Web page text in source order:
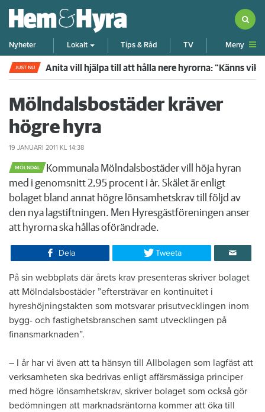
Nyheter Lokalt Tips & Råd TV Meny
JUST NU Anita vill hjälpa till att hålla nere hyrorna: "Känns
Mölndalsbostäder kräver
högre hyra
19 JANUARI 2011 KL 14:38
MÖLNDAL
​Kommunala Mölndalsbostäder vill höja hyran
med i genomsnitt 2,95 procent i år. Skälet är enligt
bolaget bland annat högre lönsamhetskrav till följd av
den nya lagstiftningen. Men Hyresgästföreningen anser
att hyrorna ska hållas oförändrade.
Dela Tweeta
​På sin webbplats där årets krav presenteras skriver bolaget
att Mölndalsbostäder ”eftersträvar en kontinuitet i
hyreshöjningstakten som motsvarar prisutvecklingen inom
bygg- och fastighetsbranschen samt utvecklingen på
finansmarknaden”.
– I år har vi även att ta hänsyn till Allbolagen som lagfäst att
verksamheten ska bedrivas enligt affärsmässiga principer
med högre lönsamhetskrav, skriver bolaget som också gör
bedömningen att marknadsräntorna kommer att öka till